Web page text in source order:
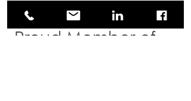
Proud Member of